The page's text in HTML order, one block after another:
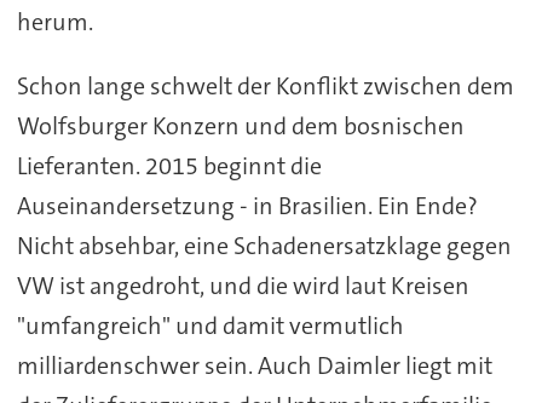
herum.
Schon lange schwelt der Konflikt zwischen dem
Wolfsburger Konzern und dem bosnischen
Lieferanten. 2015 beginnt die
Auseinandersetzung - in Brasilien. Ein Ende?
Nicht absehbar, eine Schadenersatzklage gegen
VW ist angedroht, und die wird laut Kreisen
"umfangreich" und damit vermutlich
milliardenschwer sein. Auch Daimler liegt mit